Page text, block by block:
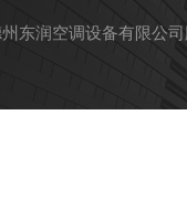
东润空调设备有限公